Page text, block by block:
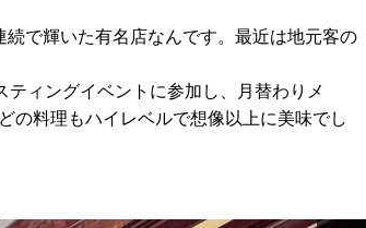
で輝いた有名店なんです。最近は地元客の
ィングイベントに参加し、月替わりメ
の料理もハイレベルで想像以上に美味でし